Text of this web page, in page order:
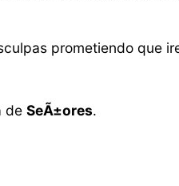
prometiendo que
de SeÃ±ores.